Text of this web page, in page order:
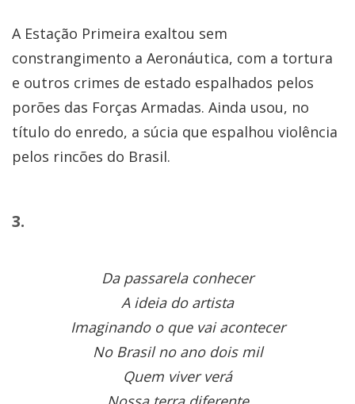
A Estação Primeira exaltou sem
constrangimento a Aeronáutica, com a tortura
e outros crimes de estado espalhados pelos
porões das Forças Armadas. Ainda usou, no
título do enredo, a súcia que espalhou violência
pelos rincões do Brasil.
3.
Da passarela conhecer
A ideia do artista
Imaginando o que vai acontecer
No Brasil no ano dois mil
Quem viver verá